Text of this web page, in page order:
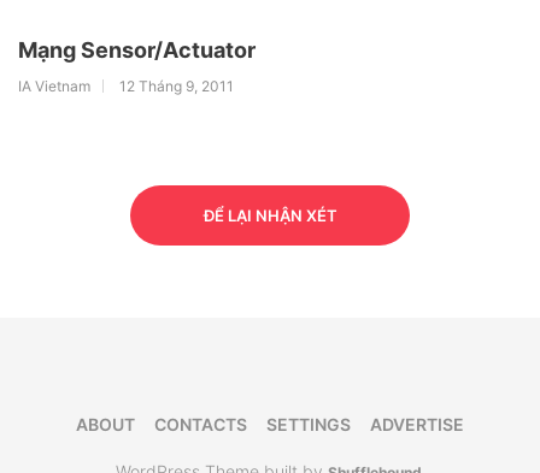
Mạng Sensor/Actuator
IA Vietnam 12 Tháng 9, 2011
ĐỂ LẠI NHẬN XÉT
ABOUT CONTACTS SETTINGS ADVERTISE